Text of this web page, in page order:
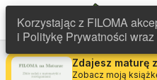
menu
Zdajesz maturę
Zobacz moją
Korzystając z FILOMA
i Politykę Prywatności